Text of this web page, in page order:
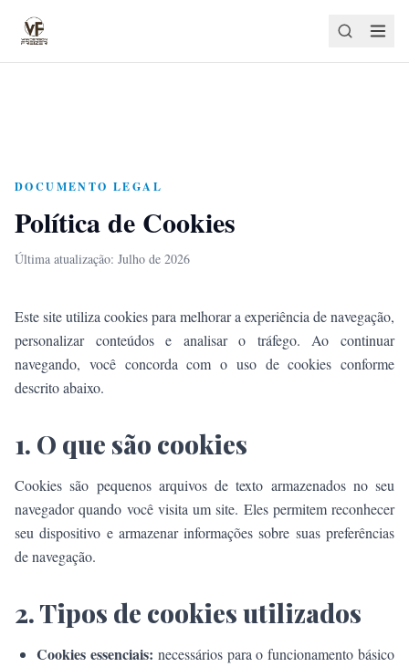
DOCUMENTO LEGAL
Política de Cookies
Última atualização: Julho de 2026
Este site utiliza cookies para melhorar a experiência de navegação,
personalizar conteúdos e analisar o tráfego. Ao continuar
navegando, você concorda com o uso de cookies conforme
descrito abaixo.
1. O que são cookies
Cookies são pequenos arquivos de texto armazenados no seu
navegador quando você visita um site. Eles permitem reconhecer
seu dispositivo e armazenar informações sobre suas preferências
de navegação.
2. Tipos de cookies utilizados
Cookies essenciais: necessários para o funcionamento básico